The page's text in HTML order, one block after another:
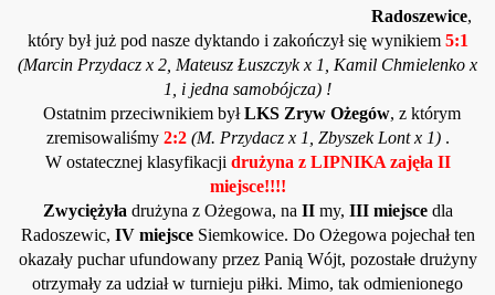
Radoszewice,
który był już pod nasze dyktando i zakończył się wynikiem 5:1
(Marcin Przydacz x 2, Mateusz Łuszczyk x 1, Kamil Chmielenko x
1, i jedna samobójcza) !
Ostatnim przeciwnikiem byłLKS Zryw Ożegów, z którym
zremisowaliśmy 2:2 (M. Przydacz x 1, Zbyszek Lont x 1) .
W ostatecznej klasyfikacji drużyna z LIPNIKA zajęła II
miejsce!!!!
Zwyciężyła drużyna z Ożegowa, na IImy, III miejscedla
Radoszewic, IV miejsceSiemkowice. Do Ożegowa pojechał ten
okazały puchar ufundowany przez Panią Wójt, pozostałe drużyny
otrzymały za udział w turnieju piłki. Mimo, tak odmienionego